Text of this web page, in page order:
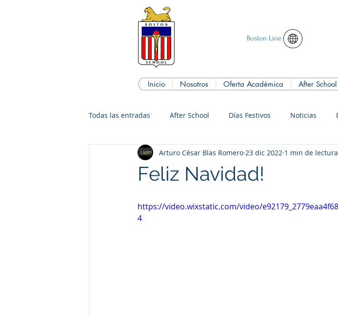
Boston Line
Inicio Nosotros Oferta Académica After School
Todas las entradas After School Días Festivos Noticias
Feliz Navidad!
Arturo César Blas Romero 23 dic 2022 1 min de lectura
https://video.wixstatic.com/video/
4